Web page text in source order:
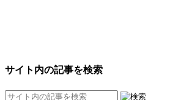
サイト内の記事を検索